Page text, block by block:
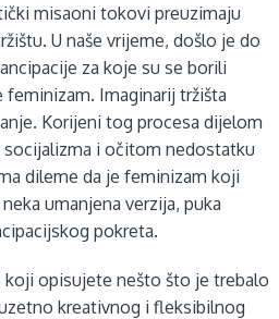
misaoni tokovi preuzimaju
U naše vrijeme, došlo je do
za koje su se borili
Imaginarij tržišta
Korijeni tog procesa dijelom
socijalizma i očitom nedostatku
dileme da je feminizam koji
umanjena verzija, puka
pokreta.
koji opisujete nešto što je trebalo
kreativnog i fleksibilnog